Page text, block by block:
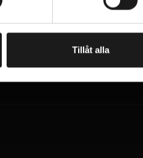
Tillåt alla